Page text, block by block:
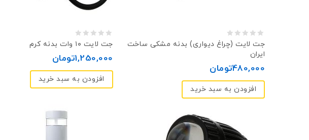
0
out
of
5
جت لایت (چراغ دیواری) بدنه مشکی ساخت
ایران
480,000تومان
افزودن به سبد خرید
0
جت لایت ۱۰ وات بدنه کرم
1,250,000تومان
افزودن به سبد خرید